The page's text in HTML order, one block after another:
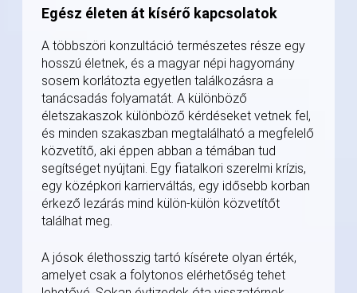
Egész életen át kísérő kapcsolatok
A többszöri konzultáció természetes része egy
hosszú életnek, és a magyar népi hagyomány
sosem korlátozta egyetlen találkozásra a
tanácsadás folyamatát. A különböző
életszakaszok különböző kérdéseket vetnek fel,
és minden szakaszban megtalálható a megfelelő
közvetítő, aki éppen abban a témában tud
segítséget nyújtani. Egy fiatalkori szerelmi krízis,
egy középkori karrierváltás, egy idősebb korban
érkező lezárás mind külön-külön közvetítőt
találhat meg.
A jósok élethosszig tartó kísérete olyan érték,
amelyet csak a folytonos elérhetőség tehet